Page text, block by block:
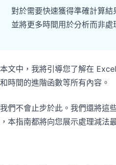
專案
管理里程碑、負責人、交
社群
加入討論、
對於需要快速獲得準確計算
並將更多時間用於分析而非處
文中，我將引導您了解在
時間的進階函數等所有內容。
們不會止步於此。我們還將這
本指南都將向您展示處理減法